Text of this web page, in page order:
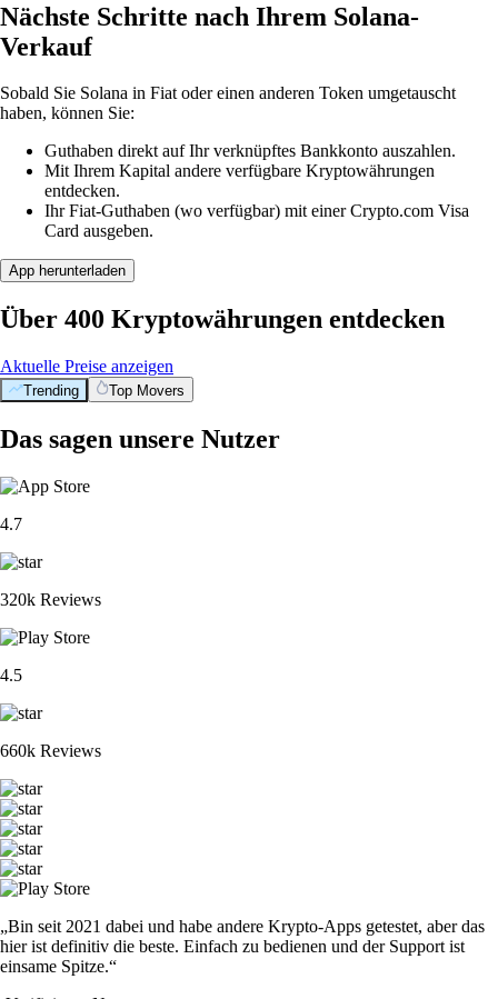
Nächste Schritte nach Ihrem Solana-
Verkauf
Sobald Sie Solana in Fiat oder einen anderen Token umgetauscht
haben, können Sie:
Guthaben direkt auf Ihr verknüpftes Bankkonto auszahlen.
Mit Ihrem Kapital andere verfügbare Kryptowährungen
entdecken.
Ihr Fiat-Guthaben (wo verfügbar) mit einer Crypto.com Visa
Card ausgeben.
App herunterladen
Über 400 Kryptowährungen entdecken
Aktuelle Preise anzeigen
Trending Top Movers
Das sagen unsere Nutzer
4.7
320k Reviews
4.5
660k Reviews
„Bin seit 2021 dabei und habe andere Krypto-Apps getestet, aber das
hier ist definitiv die beste. Einfach zu bedienen und der Support ist
einsame Spitze.“